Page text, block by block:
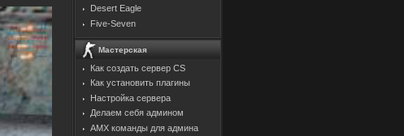
Desert Eagle
Five-Seven
Мастерская
Как создать сервер CS
Как установить плагины
Настройка сервера
Делаем себя админом
AMX команды для админа